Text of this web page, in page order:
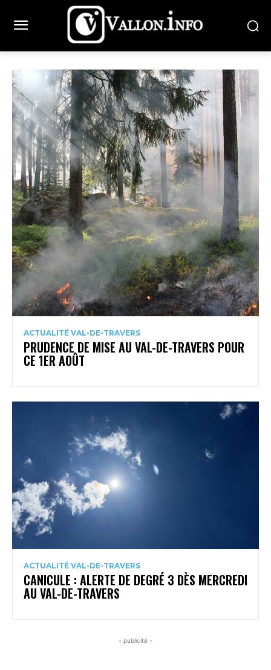
ACTUALITÉ VAL-DE-TRAVERS
PRUDENCE DE MISE AU VAL-DE-TRAVERS POUR
CE 1ER AOÛT
ACTUALITÉ VAL-DE-TRAVERS
CANICULE : ALERTE DE DEGRÉ 3 DÈS MERCREDI
AU VAL-DE-TRAVERS
- publicité -